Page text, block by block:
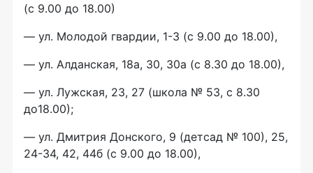
(с 9.00 до 18.00)
— ул. Молодой гвардии, 1-3 (с 9.00 до 18.00),
— ул. Алданская, 18а, 30, 30а (с 8.30 до 18.00),
— ул. Лужская, 23, 27 (школа № 53, с 8.30
до18.00);
— ул. Дмитрия Донского, 9 (детсад № 100), 25,
24-34, 42, 44б (с 9.00 до 18.00),